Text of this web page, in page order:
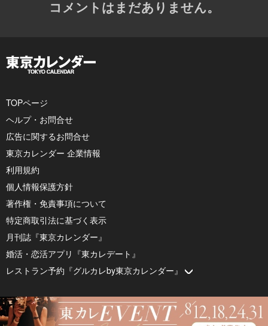
コメントはまだありません。
TOPページ
ヘルプ・お問合せ
広告に関するお問合せ
東京カレンダー 企業情報
利用規約
個人情報保護方針
著作権・免責事項について
特定商取引法に基づく表示
月刊誌『東京カレンダー』
婚活・恋活アプリ『東カレデート』
レストラン予約『グルカレby東京カレンダー』